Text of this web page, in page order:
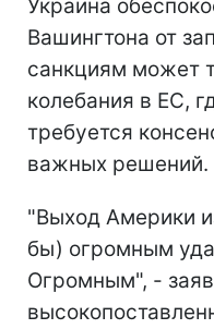
Украина
Вашингтона от
санкциям может
колебания в ЕС,
требуется
важных решений.
"Выход Америки
бы) огромным
Огромным", -